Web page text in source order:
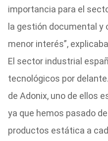
importancia para el
la gestión documental
menor interés”,
El sector industrial
tecnológicos por
de Adonix, uno de ellos
ya que hemos pasado
productos estática a